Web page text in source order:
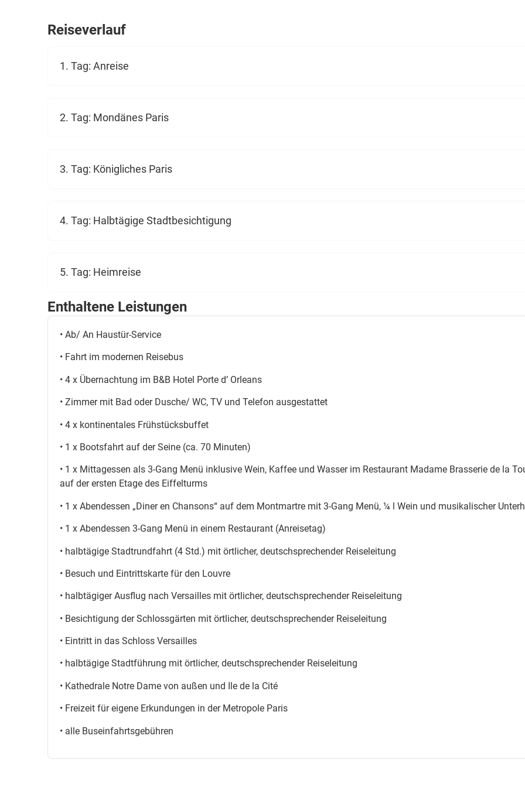
Reiseverlauf
1. Tag: Anreise
2. Tag: Mondänes Paris
3. Tag: Königliches Paris
4. Tag: Halbtägige Stadtbesichtigung
5. Tag: Heimreise
Enthaltene Leistungen
• Ab/ An Haustür-Service
• Fahrt im modernen Reisebus
• 4 x Übernachtung im B&B Hotel Porte d’ Orleans
• Zimmer mit Bad oder Dusche/ WC, TV und Telefon ausgestattet
• 4 x kontinentales Frühstücksbuffet
• 1 x Bootsfahrt auf der Seine (ca. 70 Minuten)
• 1 x Mittagessen als 3-Gang Menü inklusive Wein, Kaffee und Wasser im Restaurant Madame Brasserie de la
auf der ersten Etage des Eiffelturms
• 1 x Abendessen „Diner en Chansons“ auf dem Montmartre mit 3-Gang Menü, ¼ l Wein und musikalischer
• 1 x Abendessen 3-Gang Menü in einem Restaurant (Anreisetag)
• halbtägige Stadtrundfahrt (4 Std.) mit örtlicher, deutschsprechender Reiseleitung
• Besuch und Eintrittskarte für den Louvre
• halbtägiger Ausflug nach Versailles mit örtlicher, deutschsprechender Reiseleitung
• Besichtigung der Schlossgärten mit örtlicher, deutschsprechender Reiseleitung
• Eintritt in das Schloss Versailles
• halbtägige Stadtführung mit örtlicher, deutschsprechender Reiseleitung
• Kathedrale Notre Dame von außen und Ile de la Cité
• Freizeit für eigene Erkundungen in der Metropole Paris
• alle Buseinfahrtsgebühren